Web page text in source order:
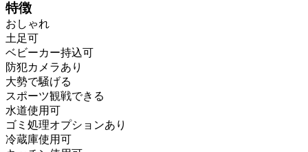
特徴
おしゃれ
土足可
ベビーカー持込可
防犯カメラあり
大勢で騒げる
スポーツ観戦できる
水道使用可
ゴミ処理オプションあり
冷蔵庫使用可